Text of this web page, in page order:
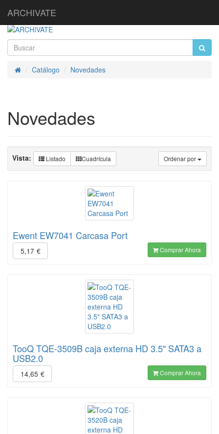
ARCHIVATE
InicioCatálogo Novedades
Novedades
Ordenar por
Vista: Listado Cuadrícula
Ewent EW7041 Carcasa Port
5,17 € Comprar Ahora
TooQ TQE-3509B caja externa HD 3.5" SATA3 a
USB2.0
14,65 € Comprar Ahora